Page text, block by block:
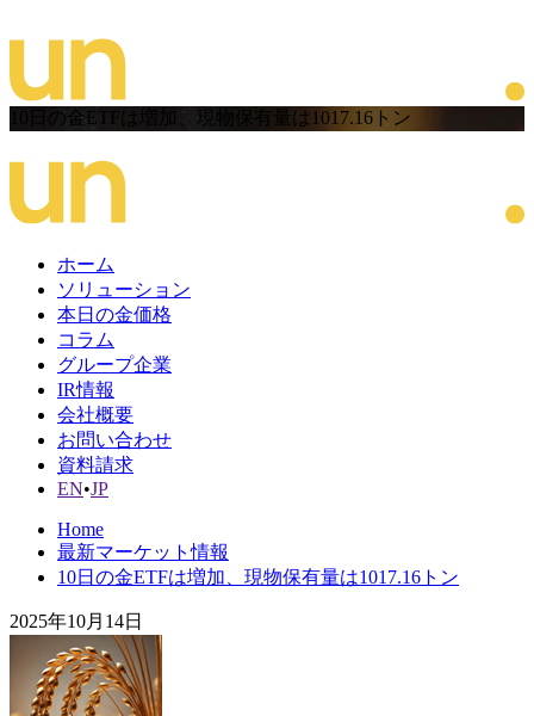
10日の金ETFは増加、現物保有量は1017.16トン
ホーム
ソリューション
本日の金価格
コラム
グループ企業
IR情報
会社概要
お問い合わせ
資料請求
EN•JP
Home
最新マーケット情報
10日の金ETFは増加、現物保有量は1017.16トン
2025年10月14日